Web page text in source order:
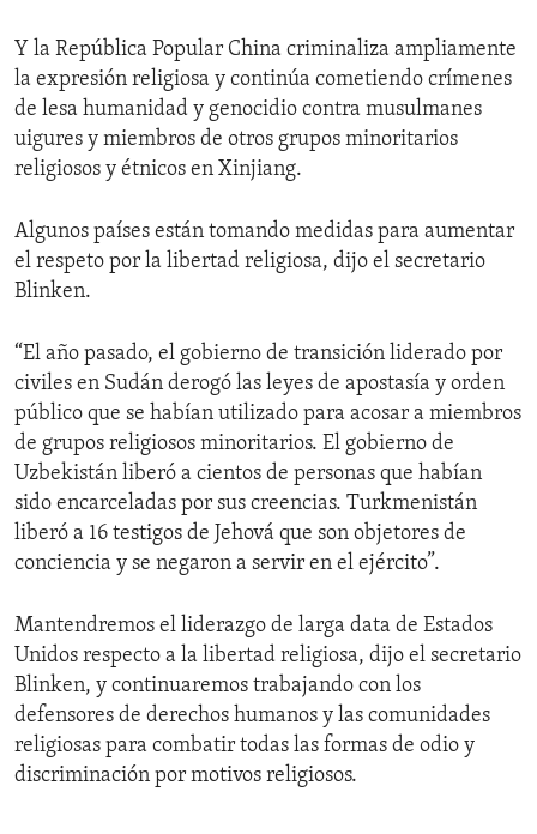
Y la República Popular China criminaliza ampliamente
la expresión religiosa y continúa cometiendo crímenes
de lesa humanidad y genocidio contra musulmanes
uigures y miembros de otros grupos minoritarios
religiosos y étnicos en Xinjiang.
Algunos países están tomando medidas para aumentar
el respeto por la libertad religiosa, dijo el secretario
Blinken.
“El año pasado, el gobierno de transición liderado por
civiles en Sudán derogó las leyes de apostasía y orden
público que se habían utilizado para acosar a miembros
de grupos religiosos minoritarios. El gobierno de
Uzbekistán liberó a cientos de personas que habían
sido encarceladas por sus creencias. Turkmenistán
liberó a 16 testigos de Jehová que son objetores de
conciencia y se negaron a servir en el ejército”.
Mantendremos el liderazgo de larga data de Estados
Unidos respecto a la libertad religiosa, dijo el secretario
Blinken, y continuaremos trabajando con los
defensores de derechos humanos y las comunidades
religiosas para combatir todas las formas de odio y
discriminación por motivos religiosos.